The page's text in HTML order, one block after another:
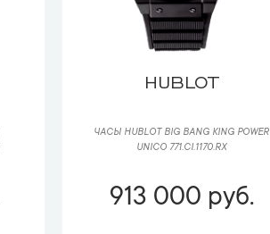
HUBLOT
ЧАСЫ HUBLOT BIG BANG KING POWER
UNICO 771.CI.1170.RX
913 000 руб.